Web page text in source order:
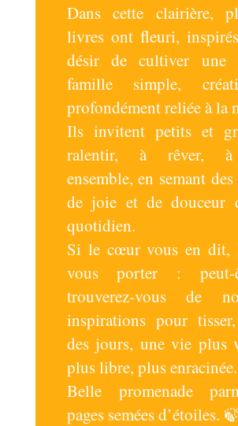
Dans cette clairière,
livres ont fleuri,
désir de cultiver une
famille simple,
profondément reliée à la
Ils invitent petits et
ralentir, à rêver, à
ensemble, en semant
de joie et de douceur
quotidien.
Si le cœur vous en dit,
vous porter :
trouverez-vous de
inspirations pour
des jours, une vie plus
plus libre, plus enracinée.
Belle promenade
pages semées d’étoiles.